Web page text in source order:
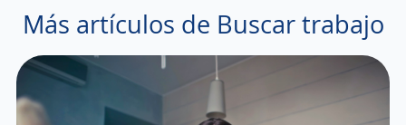
Más artículos de Buscar trabajo